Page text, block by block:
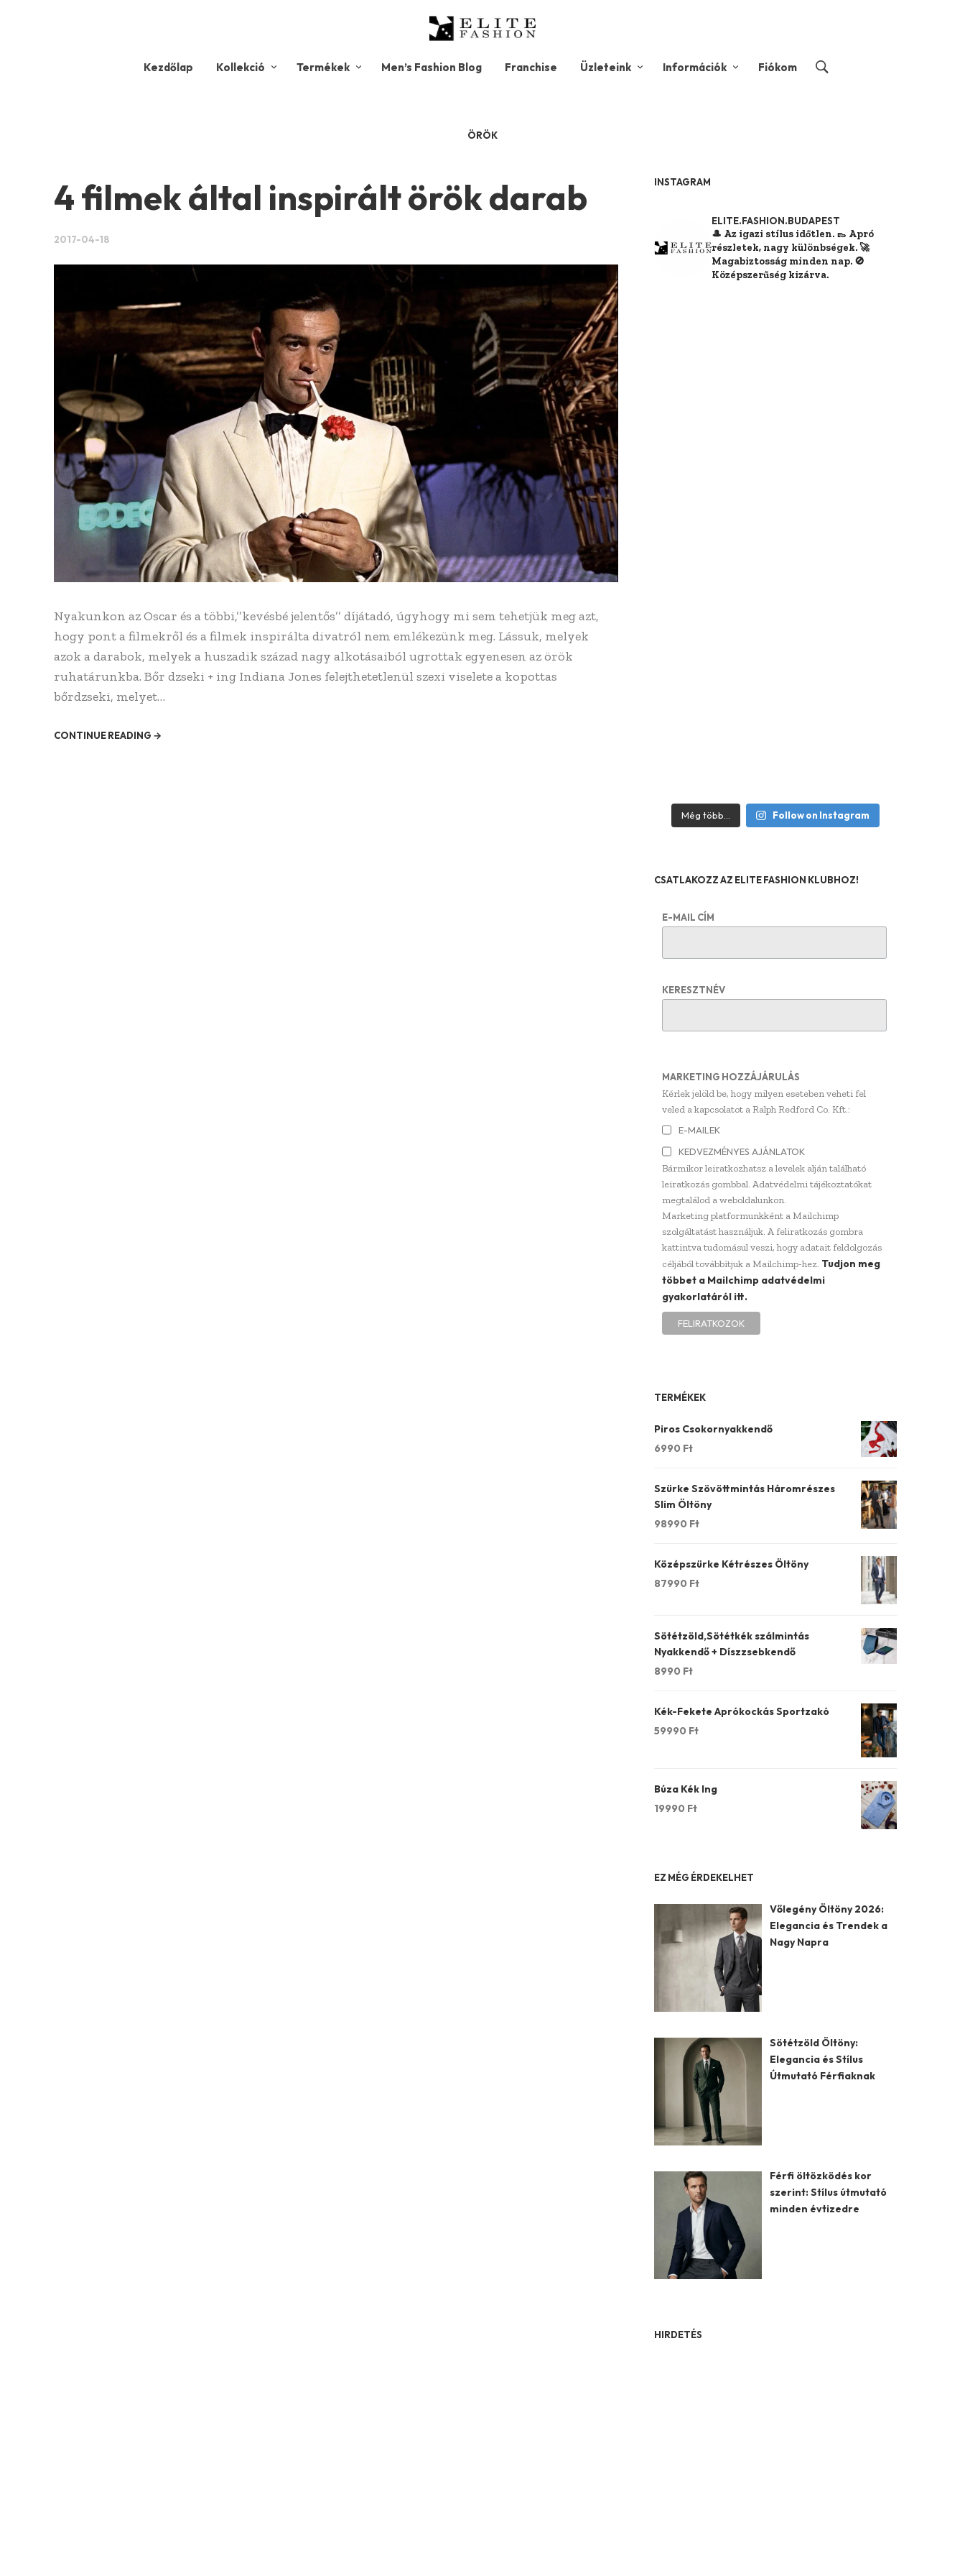
Kezdőlap Kollekció Termékek Men’s Fashion Blog Franchise Üzleteink Információk Fiókom
ÖRÖK
4 filmek által inspirált örök darab
2017-04-18
Nyakunkon az Oscar és a többi,’’kevésbé jelentős’’ díjátadó, úgyhogy mi sem tehetjük meg azt,
hogy pont a filmekről és a filmek inspirálta divatról nem emlékezünk meg. Lássuk, melyek
azok a darabok, melyek a huszadik század nagy alkotásaiból ugrottak egyenesen az örök
ruhatárunkba. Bőr dzseki + ing Indiana Jones felejthetetlenül szexi viselete a kopottas
bőrdzseki, melyet…
CONTINUE READING →
INSTAGRAM
ELITE.FASHION.BUDAPEST
🎩 Az igazi stílus időtlen. 👞 Apró
részletek, nagy különbségek.🚀
Magabiztosság minden nap. 🚫
Középszerűség kizárva.
Még több... Follow on Instagram
CSATLAKOZZ AZ ELITE FASHION KLUBHOZ!
E-MAIL CÍM
KERESZTNÉV
MARKETING HOZZÁJÁRULÁS
Kérlek jelöld be, hogy milyen eseteben veheti fel
veled a kapcsolatot a Ralph Redford Co. Kft.:
E-MAILEK
KEDVEZMÉNYES AJÁNLATOK
Bármikor leiratkozhatsz a levelek alján található
leiratkozás gombbal. Adatvédelmi tájékoztatókat
megtalálod a weboldalunkon.
Marketing platformunkként a Mailchimp
szolgáltatást használjuk. A feliratkozás gombra
kattintva tudomásul veszi, hogy adatait feldolgozás
céljából továbbítjuk a Mailchimp-hez. Tudjon meg
többet a Mailchimp adatvédelmi
gyakorlatáról itt.
TERMÉKEK
Piros Csokornyakkendő
6990 Ft
Szürke Szövöttmintás Háromrészes
Slim Öltöny
98990 Ft
Középszürke Kétrészes Öltöny
87990 Ft
Sötétzöld,Sötétkék szálmintás
Nyakkendő + Díszzsebkendő
8990 Ft
Kék-Fekete Aprókockás Sportzakó
59990 Ft
Búza Kék Ing
19990 Ft
EZ MÉG ÉRDEKELHET
Vőlegény Öltöny 2026:
Elegancia és Trendek a
Nagy Napra
Sötétzöld Öltöny:
Elegancia és Stílus
Útmutató Férfiaknak
Férfi öltözködés kor
szerint: Stílus útmutató
minden évtizedre
HIRDETÉS